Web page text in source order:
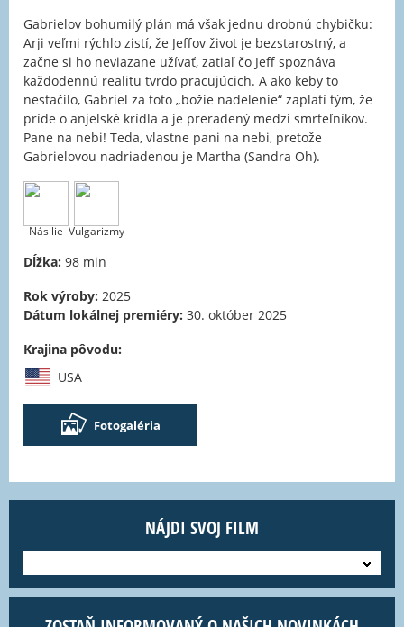
Gabrielov bohumilý plán má však jednu drobnú chybičku:
Arji veľmi rýchlo zistí, že Jeffov život je bezstarostný, a
začne si ho neviazane užívať, zatiaľ čo Jeff spoznáva
každodennú realitu tvrdo pracujúcich. A ako keby to
nestačilo, Gabriel za toto „božie nadelenie“ zaplatí tým, že
príde o anjelské krídla a je preradený medzi smrteľníkov.
Pane na nebi! Teda, vlastne pani na nebi, pretože
Gabrielovou nadriadenou je Martha (Sandra Oh).
Násilie Vulgarizmy
Dĺžka: 98 min
Rok výroby: 2025
Dátum lokálnej premiéry: 30. október 2025
Krajina pôvodu:
USA
Fotogaléria
NÁJDI SVOJ FILM